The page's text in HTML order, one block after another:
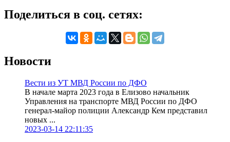
Поделиться в соц. сетях:
Новости
Вести из УТ МВД России по ДФО
В начале марта 2023 года в Елизово начальник
Управления на транспорте МВД России по ДФО
генерал-майор полиции Александр Кем представил
новых ...
2023-03-14 22:11:35